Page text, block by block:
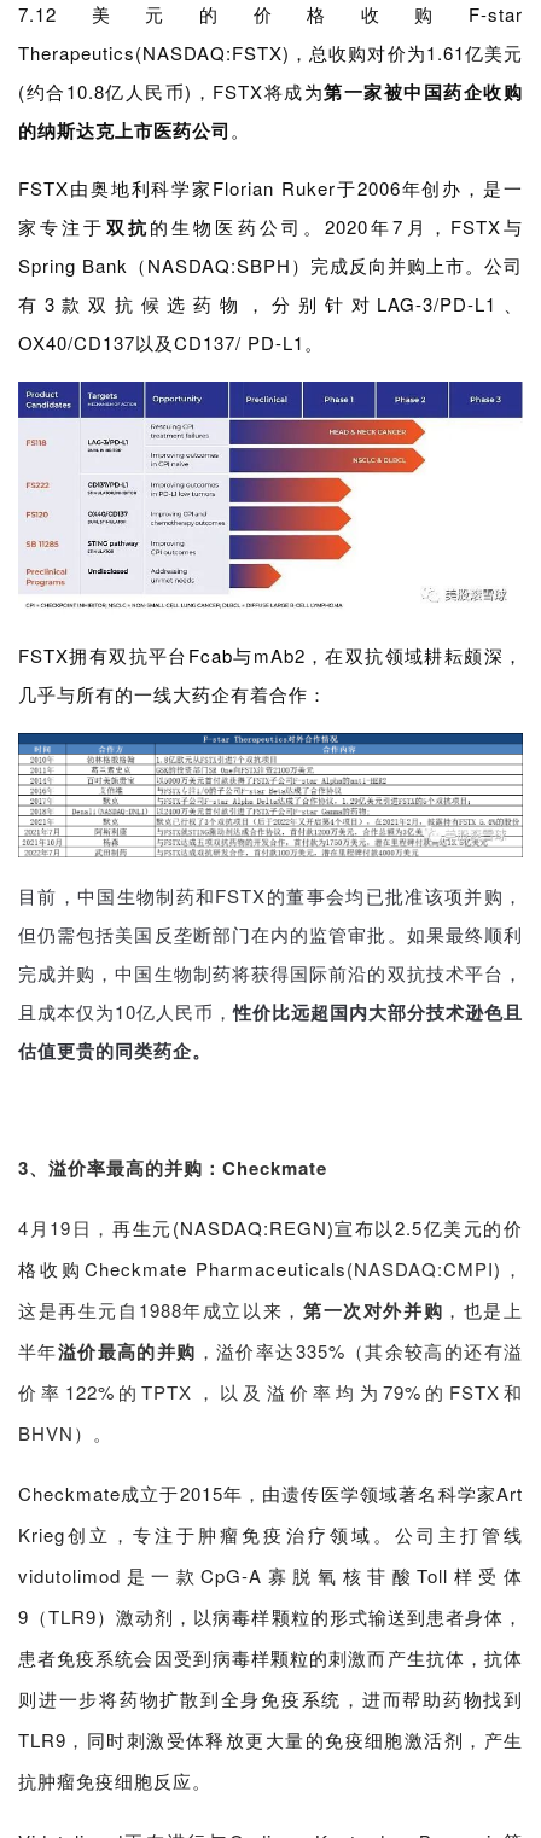
7.12美元的价格收购F-star
Therapeutics(NASDAQ:FSTX)，总收购对价为1.61亿美元
(约合10.8亿人民币)，FSTX将成为第一家被中国药企收购
的纳斯达克上市医药公司。
FSTX由奥地利科学家Florian Ruker于2006年创办，是一
家专注于双抗的生物医药公司。2020年7月，FSTX与
Spring Bank（NASDAQ:SBPH）完成反向并购上市。公司
有3款双抗候选药物，分别针对LAG-3/PD-L1、
OX40/CD137以及CD137/ PD-L1。
FSTX拥有双抗平台Fcab与mAb2，在双抗领域耕耘颇深，
几乎与所有的一线大药企有着合作：
目前，中国生物制药和FSTX的董事会均已批准该项并购，
但仍需包括美国反垄断部门在内的监管审批。如果最终顺利
完成并购，中国生物制药将获得国际前沿的双抗技术平台，
且成本仅为10亿人民币，性价比远超国内大部分技术逊色且
估值更贵的同类药企。
3、溢价率最高的并购：Checkmate
4月19日， 再生元(NASDAQ:REGN)宣布以2.5亿美元的价
格收购Checkmate Pharmaceuticals(NASDAQ:CMPI)，
这是再生元自1988年成立以来， 第一次对外并购 ，也是上
半年溢价最高的并购 ，溢价率达335%（其余较高的还有溢
价率122%的TPTX，以及溢价率均为79%的FSTX和
BHVN）。
Checkmate成立于2015年，由遗传医学领域著名科学家Art
Krieg创立，专注于肿瘤免疫治疗领域。公司 主打管线
vidutolimod是一款CpG-A寡脱氧核苷酸Toll样受体
9（TLR9）激动剂， 以病毒样颗粒的形式输送到患者身体，
患者免疫系统会因受到病毒样颗粒的刺激而产生抗体，抗体
则进一步将药物扩散到全身免疫系统，进而帮助药物找到
TLR9 ，同时刺激受体释放更大量的免疫细胞激活剂，产生
抗肿瘤免疫细胞反应。